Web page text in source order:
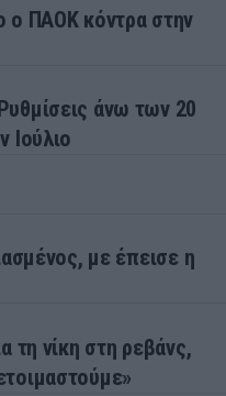
ο ΠΑΟΚ κόντρα στην
άνω των 20
Ιούλιο
με έπεισε η
τη νίκη στη ρεβάνς,